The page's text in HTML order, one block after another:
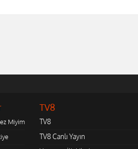
Miyim
TV8
TV8
TV8 Canlı Yayın